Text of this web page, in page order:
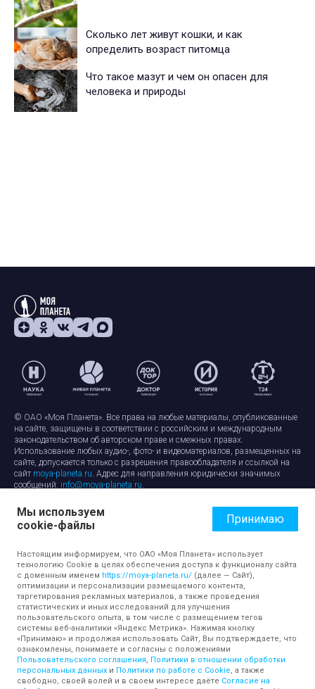
Сколько лет живут кошки, и как
определить возраст питомца
Что такое мазут и чем он опасен для
человека и природы
© ОАО «Моя Планета». Все права на любые материалы, опубликованные
на сайте, защищены в соответствии с российским и международным
законодательством об авторском праве и смежных правах.
Использование любых аудио-, фото- и видеоматериалов, размещенных на
сайте, допускается только с разрешения правообладателя и ссылкой на
сайт moya-planeta.ru. Адрес для направления юридически значимых
сообщений: info@moya-planeta.ru.
Правила сайтаРабота с cookie-файлами
Защита персональных данных
Обработка персональных данных
Мы используем
cookie-файлы
Принимаю
Настоящим информируем, что ОАО «Моя Планета» использует
технологию Cookie в целях обеспечения доступа к функционалу сайта
с доменным именем https://moya-planeta.ru/ (далее — Сайт),
оптимизации и персонализации размещаемого контента,
таргетирования рекламных материалов, а также проведения
статистических и иных исследований для улучшения
пользовательского опыта, в том числе с размещением тегов
системы веб-аналитики «Яндекс Метрика». Нажимая кнопку
«Принимаю» и продолжая использовать Сайт, Вы подтверждаете, что
ознакомлены, понимаете и согласны с положениями
Пользовательского соглашения, Политики в отношении обработки
персональных данных и Политики по работе с Cookie, а также
свободно, своей волей и в своем интересе даёте Согласие на